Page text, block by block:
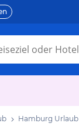
Hamburg Urlaub